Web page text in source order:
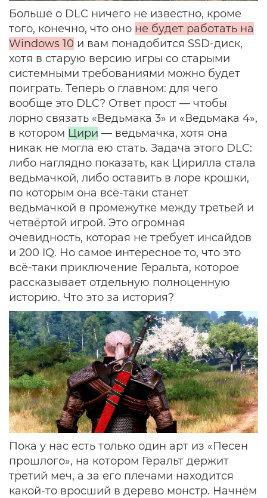
Больше о DLC ничего не известно, кроме
того, конечно, что оно не будет работать на
Windows 10 и вам понадобится SSD-диск,
хотя в старую версию игры со старыми
системными требованиями можно будет
поиграть. Теперь о главном: для чего
вообще это DLC? Ответ прост — чтобы
лорно связать «Ведьмака 3» и «Ведьмака 4»,
в котором Цири — ведьмачка, хотя она
никак не могла ею стать. Задача этого DLC:
либо наглядно показать, как Цирилла стала
ведьмачкой, либо оставить в лоре крошки,
по которым она всё-таки станет
ведьмачкой в промежутке между третьей и
четвёртой игрой. Это огромная
очевидность, которая не требует инсайдов
и 200 IQ. Но самое интересное то, что это
всё-таки приключение Геральта, которое
рассказывает отдельную полноценную
историю. Что это за история?
Пока у нас есть только один арт из «Песен
прошлого», на котором Геральт держит
третий меч, а за его плечами находится
какой-то вросший в дерево монстр. Начнём